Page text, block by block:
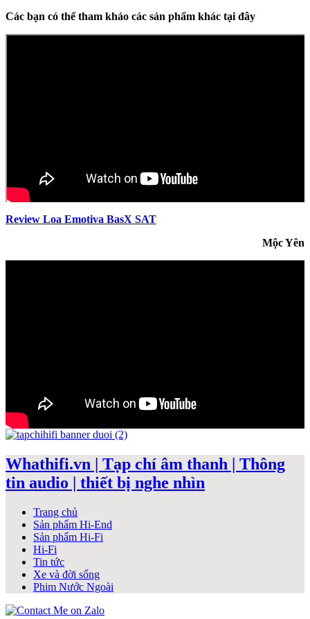
Các bạn có thể tham khảo các sản phẩm khác tại đây
Review Loa Emotiva BasX SAT
Mộc Yên
Whathifi.vn | Tạp chí âm thanh | Thông
tin audio | thiết bị nghe nhìn
Trang chủ
Sản phẩm Hi-End
Sản phẩm Hi-Fi
Hi-Fi
Tin tức
Xe và đời sống
Phim Nước Ngoài